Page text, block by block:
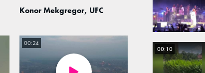
Konor Mekgregor, UFC
00:24
00:10